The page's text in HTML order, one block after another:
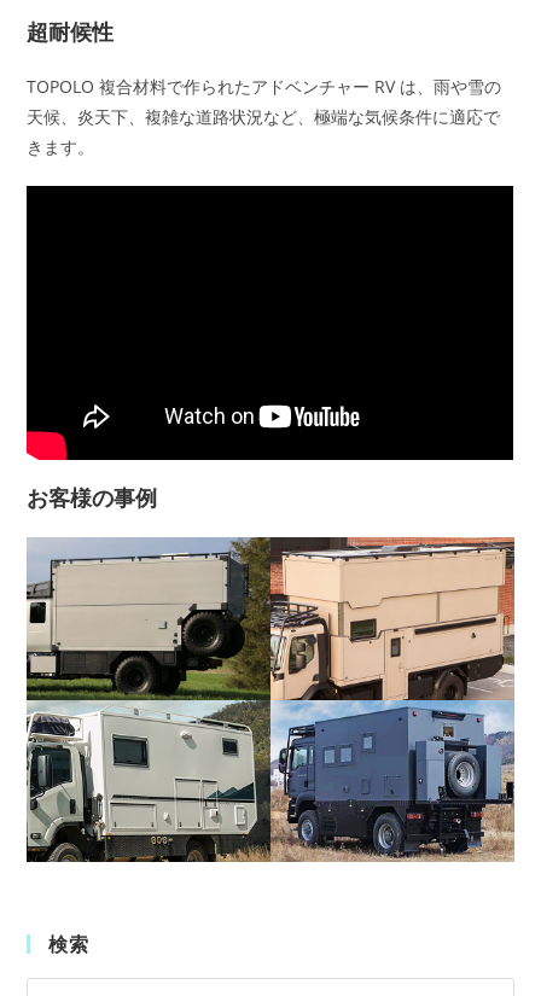
超耐候性
TOPOLO 複合材料で作られたアドベンチャー RV は、雨や雪の
天候、炎天下、複雑な道路状況など、極端な気候条件に適応で
きます。
お客様の事例
検索